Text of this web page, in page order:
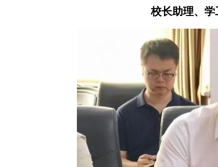
校长助理、